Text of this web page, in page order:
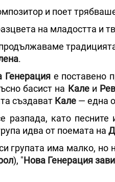
и поет
на младостта и
.
Генерацияе поставено
басист на Калеи
създават Кале — една
разпада, като
идва от поемата на
групата има малко, но
), "Нова Генерация